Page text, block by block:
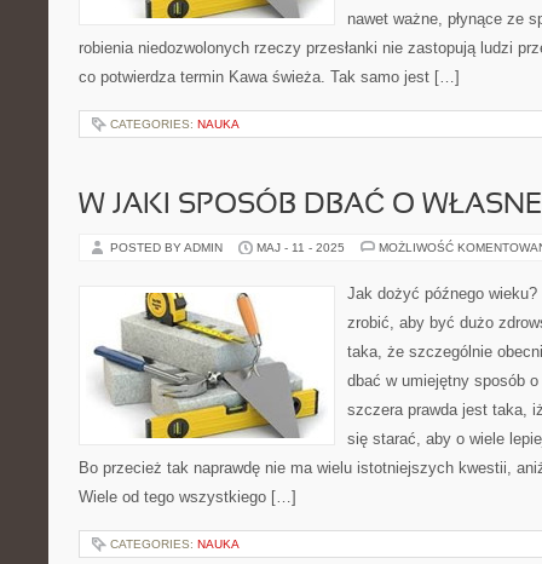
nawet ważne, płynące ze
robienia niedozwolonych rzeczy przesłanki nie zastopują ludzi
co potwierdza termin Kawa świeża. Tak samo jest […]
CATEGORIES: NAUKA
W JAKI SPOSÓB DBAĆ O
POSTED BY ADMIN MAJ - 11 - 2025 MOŻLIWOŚĆ
Jak dożyć późnego
zrobić, aby być dużo
taka, że szczególnie
dbać w umiejętny sposób
szczera prawda jest taka,
się starać, aby o wiele
Bo przecież tak naprawdę nie ma wielu istotniejszych kwestii,
Wiele od tego wszystkiego […]
CATEGORIES: NAUKA